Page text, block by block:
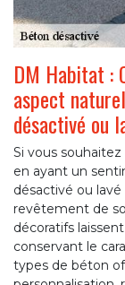
DM Habitat :
aspect
désactivé ou
Si vous
en ayant un
désactivé ou
revêtement de
décoratifs
conservant le
types de béton